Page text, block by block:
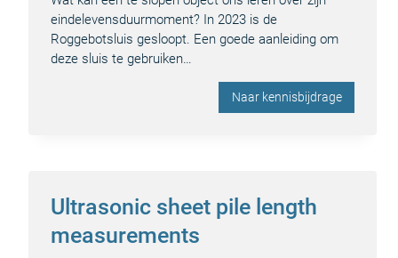
eindelevensduurmoment? In 2023 is de
Roggebotsluis gesloopt. Een goede aanleiding om
deze sluis te gebruiken…
Naar kennisbijdrage
Ultrasonic sheet pile length
measurements